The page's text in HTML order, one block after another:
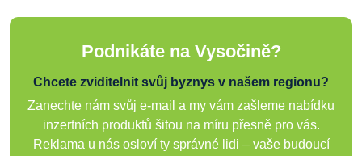
Podnikáte na Vysočině?
Chcete zviditelnit svůj byznys v našem regionu?
Zanechte nám svůj e-mail a my vám zašleme nabídku
inzertních produktů šitou na míru přesně pro vás.
Reklama u nás osloví ty správné lidi – vaše budoucí